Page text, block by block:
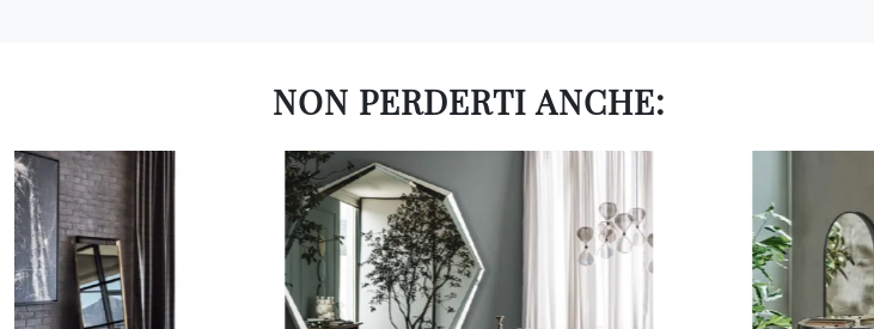
NON PERDERTI ANCHE: